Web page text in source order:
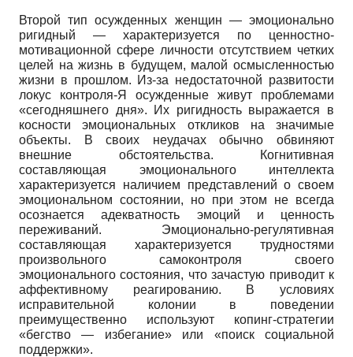
Второй тип осужденных женщин — эмоционально
ригидный — характеризуется по ценностно-
мотивационной сфере личности отсутствием четких
целей на жизнь в будущем, малой осмысленностью
жизни в прошлом. Из-за недостаточной развитости
локус контроля-Я осужденные живут проблемами
«сегодняшнего дня». Их ригидность выражается в
косности эмоциональных откликов на значимые
объекты. В своих неудачах обычно обвиняют
внешние обстоятельства. Когнитивная
составляющая эмоционального интеллекта
характеризуется наличием представлений о своем
эмоциональном состоянии, но при этом не всегда
осознается адекватность эмоций и ценность
переживаний. Эмоционально-регулятивная
составляющая характеризуется трудностями
произвольного самоконтроля своего
эмоционального состояния, что зачастую приводит к
аффективному реагированию. В условиях
исправительной колонии в поведении
преимущественно используют копинг-стратегии
«бегство — избегание» или «поиск социальной
поддержки».